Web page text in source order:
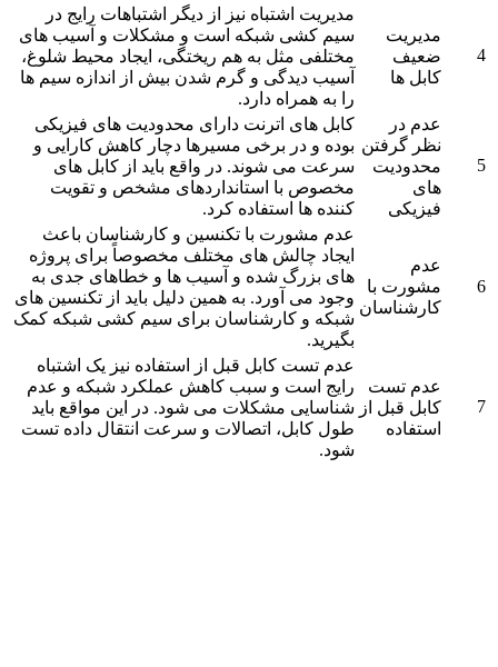
4
مدیریت
ضعیف
کابل ها
مدیریت اشتباه نیز از دیگر اشتباهات رایج در
سیم کشی شبکه است و مشکلات و آسیب‌ های
مختلفی مثل به هم ریختگی، ایجاد محیط شلوغ،
آسیب دیدگی و گرم شدن بیش از اندازه سیم ها
را به همراه دارد.
5
عدم در
نظر گرفتن
محدودیت
های
فیزیکی
کابل های اترنت دارای محدودیت‌ های فیزیکی
بوده و در برخی مسیرها دچار کاهش کارایی و
سرعت می‌ شوند. در واقع باید از کابل‌ های
مخصوص با استانداردهای مشخص و تقویت
کننده‌ ها استفاده کرد.
6
عدم
مشورت با
کارشناسان
عدم مشورت با تکنسین و کارشناسان باعث
ایجاد چالش‌ های مختلف مخصوصاً برای پروژه‌
های بزرگ شده و آسیب‌ ها و خطاهای جدی به
وجود می‌ آورد. به همین دلیل باید از تکنسین‌ های
شبکه و کارشناسان برای سیم کشی شبکه کمک
بگیرید.
7
عدم تست
کابل قبل از
استفاده
عدم تست کابل قبل از استفاده نیز یک اشتباه
رایج است و سبب کاهش عملکرد شبکه و عدم
شناسایی مشکلات می‌ شود. در این مواقع باید
طول کابل، اتصالات و سرعت انتقال داده تست
شود.